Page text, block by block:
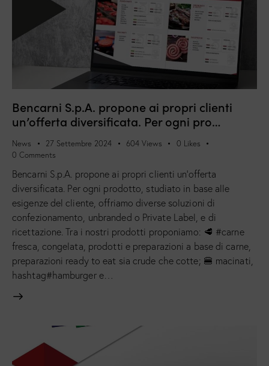
Bencarni S.p.A. propone ai propri clienti
un’offerta diversificata. Per ogni pro…
News 27 Settembre 2024 604 Views 0 Likes
0 Comments
Bencarni S.p.A. propone ai propri clienti un’offerta
diversificata. Per ogni prodotto, studiato in base alle
esigenze del cliente, offriamo diverse soluzioni di
confezionamento, unbranded o Private Label, e di
ricettazione. Tra i nostri prodotti proponiamo: 🥩 #carne
fresca, congelata, prodotti e preparazioni a base di carne,
preparazioni ready to eat sia crude che cotte; 🍔 macinati,
hashtag#hamburger e…